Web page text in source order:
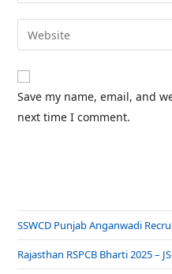
Save my name, email, and
next time I comment.
SSWCD Punjab Anganwadi
Rajasthan RSPCB Bharti 2025 –